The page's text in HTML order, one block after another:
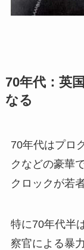
70年代：英
なる
70年代はプロ
クなどの豪華
クロックが若
特に70年代半
察官による暴